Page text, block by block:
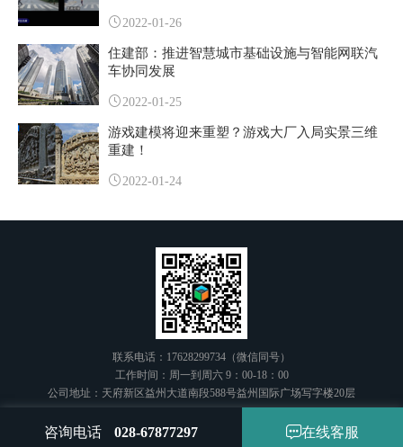
2022-01-26
住建部：推进智慧城市基础设施与智能网联汽
车协同发展
2022-01-25
游戏建模将迎来重塑？游戏大厂入局实景三维
重建！
2022-01-24
联系电话：17628299734（微信同号）
工作时间：周一到周六 9：00-18：00
公司地址：天府新区益州大道南段588号益州国际广场写字楼20层
版权所有 © 2016-2024 成都途远全景科技有限公司 保留一切权利蜀ICP备
咨询电话 028-67877297 在线客服